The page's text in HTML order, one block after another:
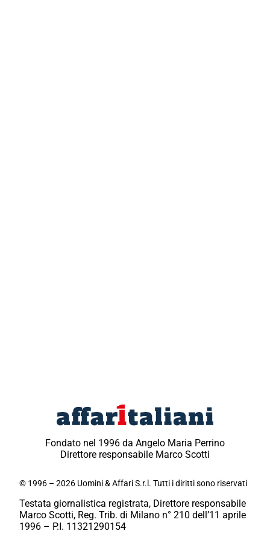
Fondato nel 1996 da Angelo Maria Perrino
Direttore responsabile Marco Scotti
© 1996 – 2026 Uomini & Affari S.r.l. Tutti i diritti sono riservati
Testata giornalistica registrata, Direttore responsabile
Marco Scotti, Reg. Trib. di Milano n° 210 dell’11 aprile
1996 – P.I. 11321290154